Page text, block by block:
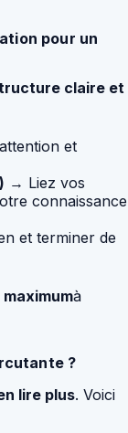
pour un
claire et
et
→ Liez vos
connaissance
et terminer de
à
?
lire plus. Voici